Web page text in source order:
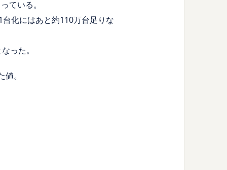
ている。
化にはあと約110万台足りな
った。
。